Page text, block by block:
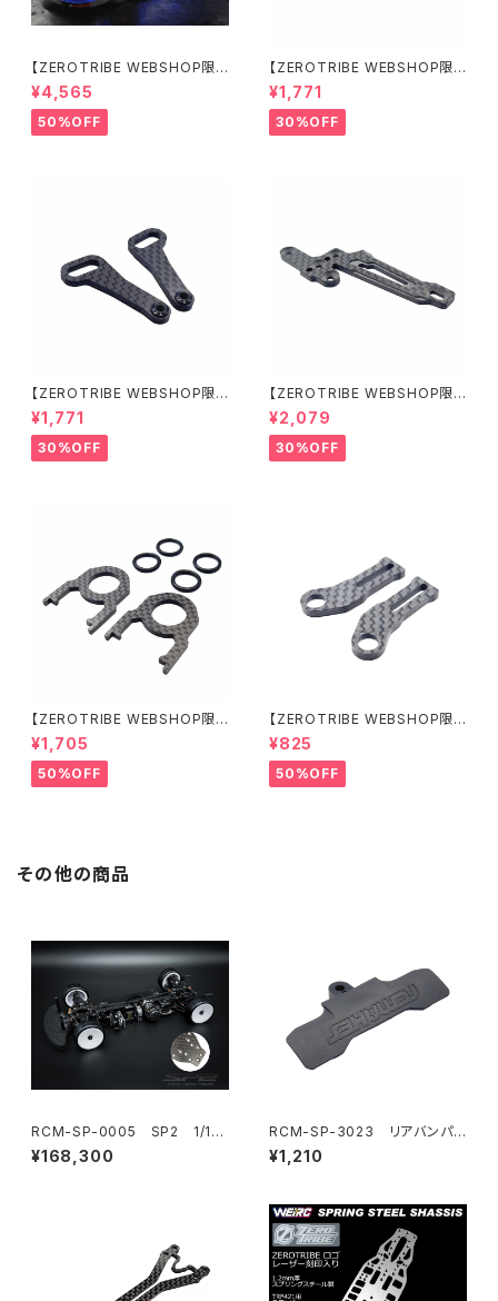
【ZEROTRIBE WEBSHOP限
定価格】BDRX-190P10R P1
0R クリアーボディ 1/10 ラリー
190mm ライトウェイト
¥4,565
50%OFF
【ZEROTRIBE WEBSHOP限
定価格】RCM-X4-CSAR カ
ーボンリアステアリングアームセ
ット XRAY X4用
¥1,771
30%OFF
【ZEROTRIBE WEBSHOP限
定価格】RCM-X4-CSAF カ
ーボンフロントステアリングアー
ムセット XRAY X4用
¥1,771
30%OFF
【ZEROTRIBE WEBSHOP限
定価格】RCM-X4-FSM-F G
eoCarbon フローティングフロ
ントサーボマウント XRAY X4用
¥2,079
30%OFF
【ZEROTRIBE WEBSHOP限
定価格】RCM-BD11-TSE カ
ーボンツィーク スティックエンド
プレートセット YOKOMO BD11
用
¥1,705
50%OFF
【ZEROTRIBE WEBSHOP限
定価格】RCM-HRP-ZX-BD10
LCE Horizontalリアポストボ
ディマウンティングエクステンシ
ョンプレート Yokomo BD10L
¥825
50%OFF
その他の商品
RCM-SP-0005 SP2 1/10
電動オンロードツーリングカ
ー カーボンシャーシ仕様
¥168,300
RCM-SP-3023 リアバンパ
ー
¥1,210